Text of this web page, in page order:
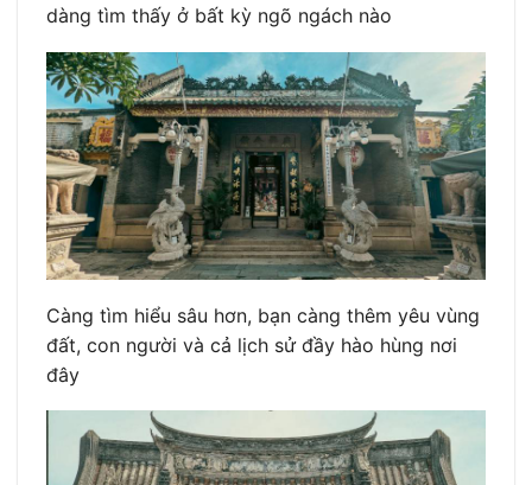
dàng tìm thấy ở bất kỳ ngõ ngách nào
Càng tìm hiểu sâu hơn, bạn càng thêm yêu vùng
đất, con người và cả lịch sử đầy hào hùng nơi
đây